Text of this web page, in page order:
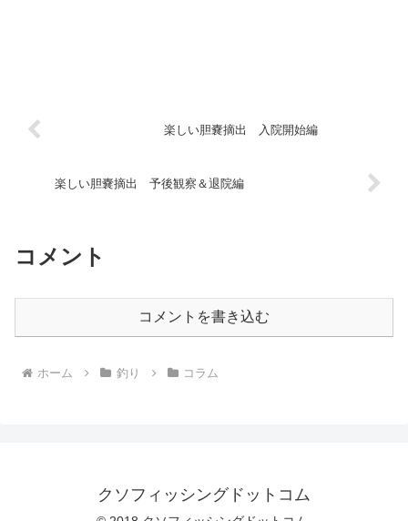
楽しい胆嚢摘出 入院開始編
楽しい胆嚢摘出 予後観察＆退院編
コメント
コメントを書き込む
ホーム 釣り コラム
クソフィッシングドットコム